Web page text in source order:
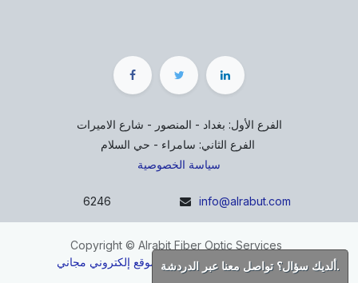
الفرع الأول: بغداد - المنصور - شارع الاميرات
سياسة الخصوصية
6246 info@alrabut.com
Copyright © Alrabit Fiber Optic Services
مشغل بواسطة
- إنشاء موقع إلكتروني مجاني ألديك سؤال؟ تواصل معنا عبر الدردشة.